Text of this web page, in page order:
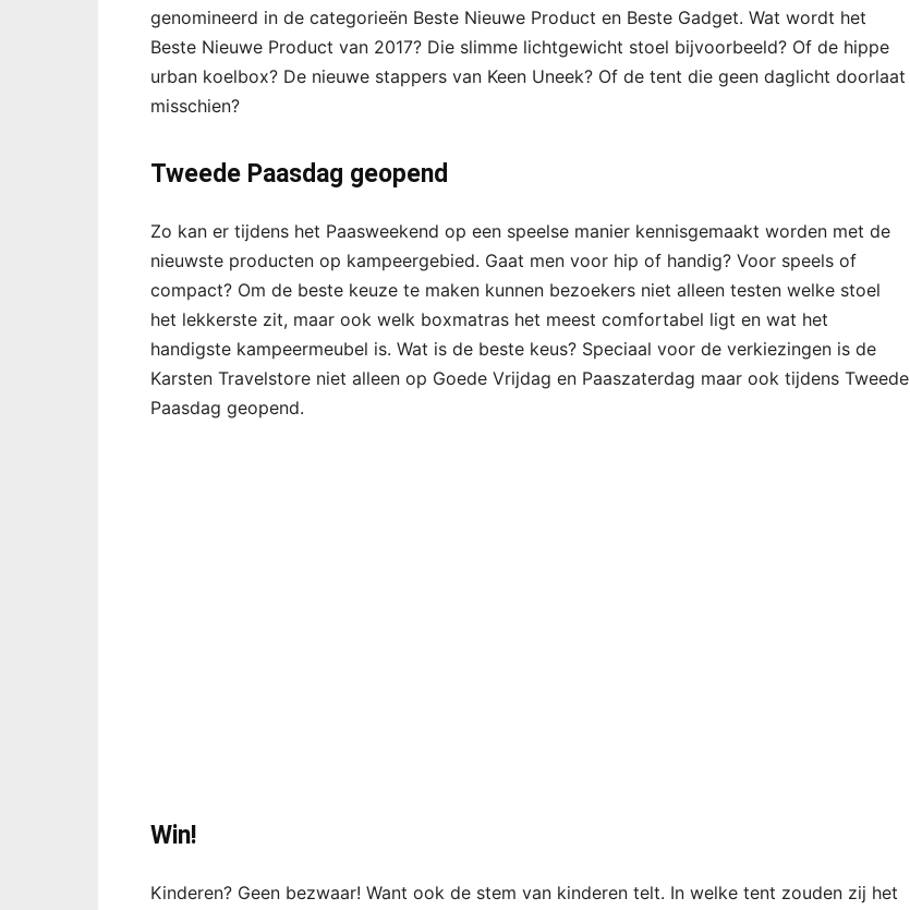
genomineerd in de categorieën Beste Nieuwe Product en Beste Gadget. Wat wordt het
Beste Nieuwe Product van 2017? Die slimme lichtgewicht stoel bijvoorbeeld? Of de hippe
urban koelbox? De nieuwe stappers van Keen Uneek? Of de tent die geen daglicht doorlaat
misschien?
Tweede Paasdag geopend
Zo kan er tijdens het Paasweekend op een speelse manier kennisgemaakt worden met de
nieuwste producten op kampeergebied. Gaat men voor hip of handig? Voor speels of
compact? Om de beste keuze te maken kunnen bezoekers niet alleen testen welke stoel
het lekkerste zit, maar ook welk boxmatras het meest comfortabel ligt en wat het
handigste kampeermeubel is. Wat is de beste keus? Speciaal voor de verkiezingen is de
Karsten Travelstore niet alleen op Goede Vrijdag en Paaszaterdag maar ook tijdens Tweede
Paasdag geopend.
Win!
Kinderen? Geen bezwaar! Want ook de stem van kinderen telt. In welke tent zouden zij het